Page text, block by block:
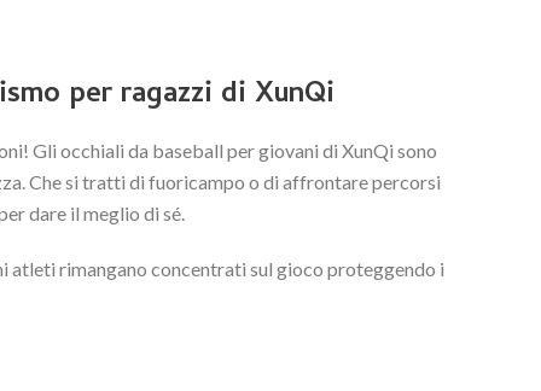
per ragazzi di XunQi
Gli occhiali da baseball per giovani di XunQi sono
Che si tratti di fuoricampo o di affrontare percorsi
dare il meglio di sé.
atleti rimangano concentrati sul gioco proteggendo i